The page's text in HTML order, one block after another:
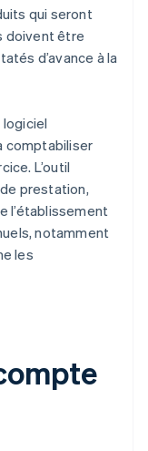
qui seront
doivent être
d’avance à la
comptabiliser
L’outil
prestation,
l’établissement
notamment
les